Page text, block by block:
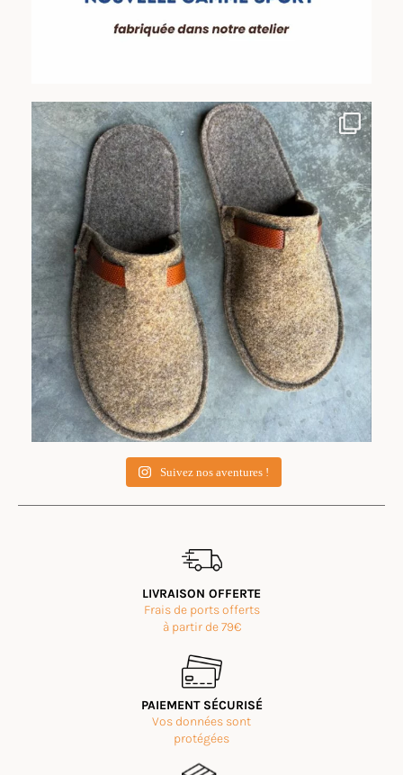
Suivez nos aventures !
LIVRAISON OFFERTE
Frais de ports offerts
à partir de 79€
PAIEMENT SÉCURISÉ
Vos données sont
protégées